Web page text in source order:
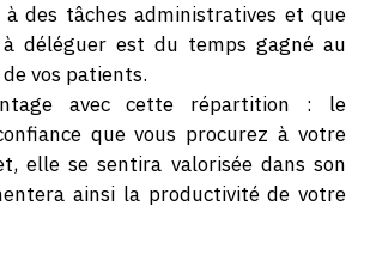
à des tâches administratives et que
déléguer est du temps gagné au
vos patients.
avec cette répartition : le
que vous procurez à votre
elle se sentira valorisée dans son
ainsi la productivité de votre